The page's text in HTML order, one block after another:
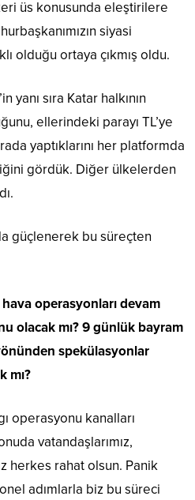
üs konusunda eleştirilere
siyasi
olduğu ortaya çıkmış oldu.
yanı sıra Katar halkının
ellerindeki parayı TL’ye
yaptıklarını her platformda
gördük. Diğer ülkelerden
güçlenerek bu süreçten
operasyonları devam
olacak mı? 9 günlük bayram
spekülasyonlar
mı?
operasyonu kanalları
vatandaşlarımız,
herkes rahat olsun. Panik
adımlarla biz bu süreci